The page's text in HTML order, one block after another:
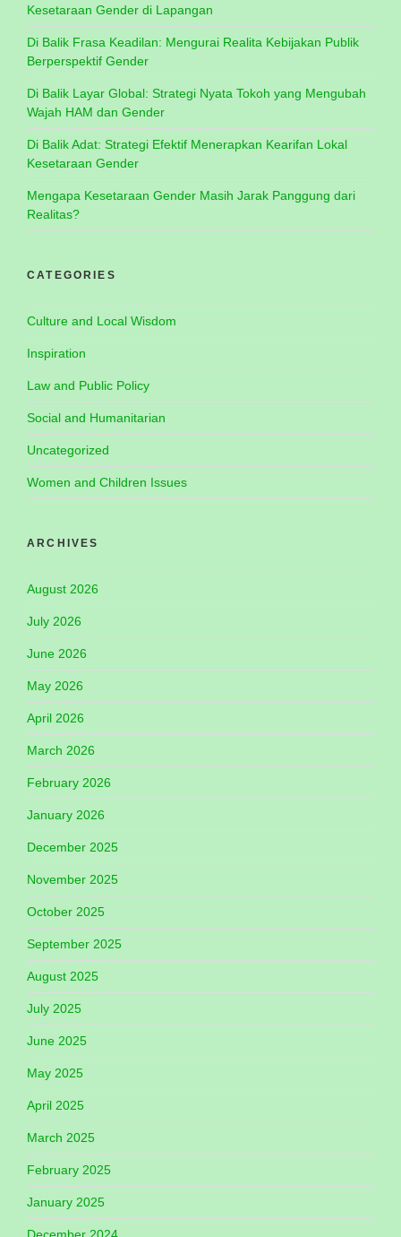
Kesetaraan Gender di Lapangan
Di Balik Frasa Keadilan: Mengurai Realita Kebijakan Publik
Berperspektif Gender
Di Balik Layar Global: Strategi Nyata Tokoh yang Mengubah
Wajah HAM dan Gender
Di Balik Adat: Strategi Efektif Menerapkan Kearifan Lokal
Kesetaraan Gender
Mengapa Kesetaraan Gender Masih Jarak Panggung dari
Realitas?
CATEGORIES
Culture and Local Wisdom
Inspiration
Law and Public Policy
Social and Humanitarian
Uncategorized
Women and Children Issues
ARCHIVES
August 2026
July 2026
June 2026
May 2026
April 2026
March 2026
February 2026
January 2026
December 2025
November 2025
October 2025
September 2025
August 2025
July 2025
June 2025
May 2025
April 2025
March 2025
February 2025
January 2025